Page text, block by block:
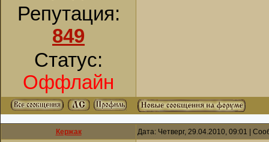
Репутация:
849
Статус:
Оффлайн
Кержак Дата: Четверг, 29.04.2010, 09:01 |